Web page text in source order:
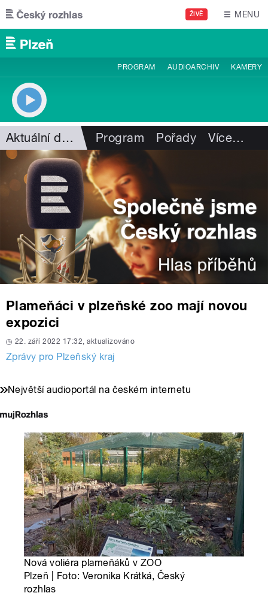
Přejít k hlavnímu obsahu
ŽIVĚ MENU
PROGRAM AUDIOARCHIV KAMERY
Aktuální dění Program Pořady Více…
Plameňáci v plzeňské zoo mají novou
expozici
22. září 2022 17:32, aktualizováno
Zprávy pro Plzeňský kraj
Největší audioportál na českém internetu
Nová voliéra plameňáků v ZOO
Plzeň | Foto: Veronika Krátká, Český
rozhlas